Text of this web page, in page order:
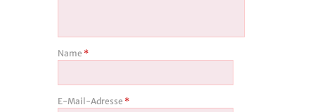
Name *
E-Mail-Adresse *